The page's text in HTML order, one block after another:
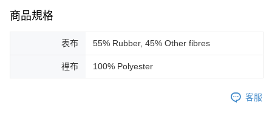
商品規格
表布 55% Rubber, 45% Other fibres
裡布 100% Polyester
客服